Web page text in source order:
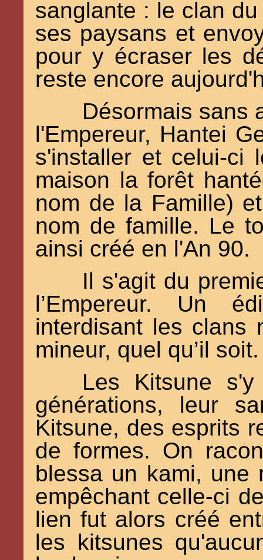
sanglante : le clan
ses paysans et
pour y écraser les
reste encore
Désormais sans
l'Empereur, Hantei
s'installer et celui-ci
maison la forêt
nom de la Famille)
nom de famille. Le
ainsi créé en l'An 90.
Il s'agit du
l’Empereur. Un
interdisant les clans
mineur, quel qu’il soit.
Les Kitsune
générations, leur
Kitsune, des esprits
de formes. On
blessa un kami, une
empêchant celle-ci
lien fut alors créé
les kitsunes